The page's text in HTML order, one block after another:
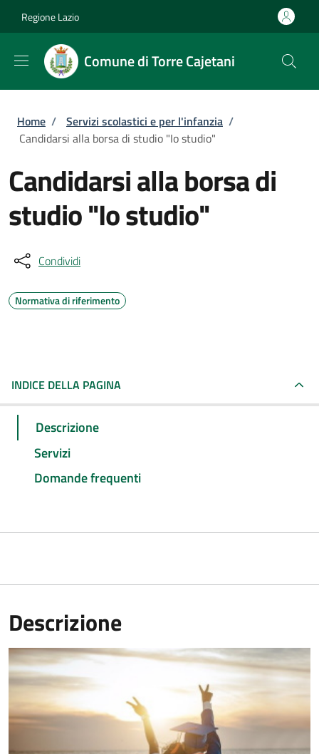
Regione Lazio
Comune di Torre Cajetani
Briciole di pane
Home / Servizi scolastici e per l'infanzia /
Candidarsi alla borsa di studio "Io studio"
Candidarsi alla borsa di
studio "Io studio"
Condividi
Normativa di riferimento
INDICE DELLA PAGINA
Descrizione
Servizi
Domande frequenti
Descrizione